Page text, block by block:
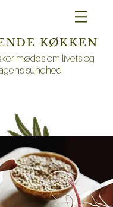
KØKKEN
mødes om livets og
sundhed